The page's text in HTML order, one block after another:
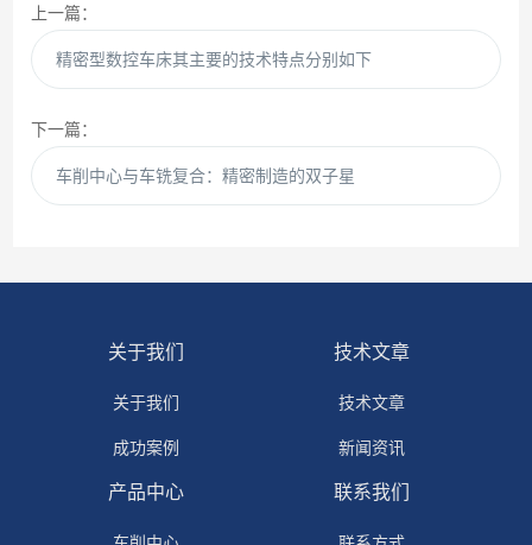
上一篇：
精密型数控车床其主要的技术特点分别如下
下一篇：
车削中心与车铣复合：精密制造的双子星
关于我们
关于我们
成功案例
技术文章
技术文章
新闻资讯
产品中心 联系我们